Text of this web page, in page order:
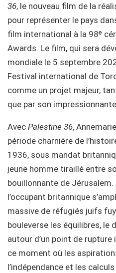
36, le nouveau film de la
pour représenter le pays
film international à la 98ᵉ
Awards. Le film, qui sera
mondiale le 5 septembre
Festival international de
comme un projet majeur,
que par son
Avec Palestine 36,
période charnière de
1936, sous mandat
jeune homme tiraillé entre
bouillonnante de
l’occupant britannique
massive de réfugiés juifs
bouleverse les équilibres,
autour d’un point de
ce moment où les
l’indépendance et les